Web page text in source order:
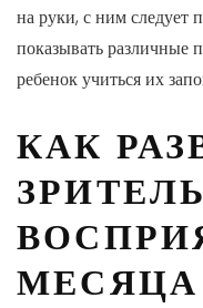
на руки, с ним следует
показывать различные
ребенок учиться их
КАК
МЕСЯЦА